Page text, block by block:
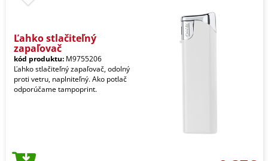
Ľahko stlačiteľný
zapaľovač
kód produktu: M9755206
Ľahko stlačiteľný zapaľovač, odolný
proti vetru, naplniteľný. Ako potlač
odporúčame tampoprint.